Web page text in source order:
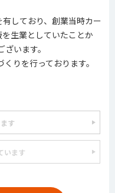
しており、創業当時カー
生業としていたことか
います。
りを行っております。
す
います